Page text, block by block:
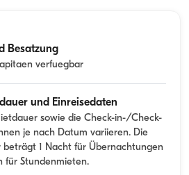
Besatzung
verfuegbar
und Einreisedaten
sowie die Check-in-/Check-
je nach Datum variieren. Die
beträgt 1 Nacht für Übernachtungen
für Stundenmieten.